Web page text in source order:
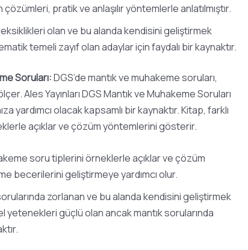
pratik ve anlaşılır yöntemlerle anlatılmıştır.
olan ve bu alanda kendisini geliştirmek
temeli zayıf olan adaylar için faydalı bir kaynaktır.
Soruları:DGS’de mantık ve muhakeme soruları,
Ales Yayınları DGS Mantık ve Muhakeme Soruları
yardımcı olacak kapsamlı bir kaynaktır. Kitap, farklı
açıklar ve çözüm yöntemlerini gösterir.
soru tiplerini örneklerle açıklar ve çözüm
becerilerini geliştirmeye yardımcı olur.
zorlanan ve bu alanda kendisini geliştirmek
güçlü olan ancak mantık sorularında